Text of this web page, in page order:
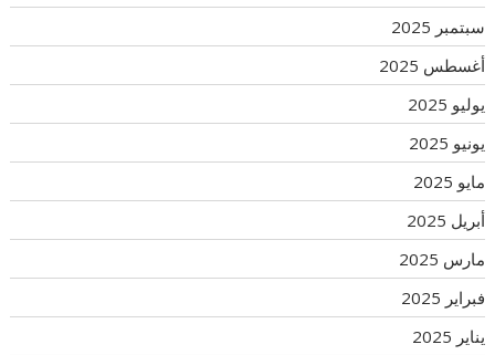
سبتمبر 2025
أغسطس 2025
يوليو 2025
يونيو 2025
مايو 2025
أبريل 2025
مارس 2025
فبراير 2025
يناير 2025